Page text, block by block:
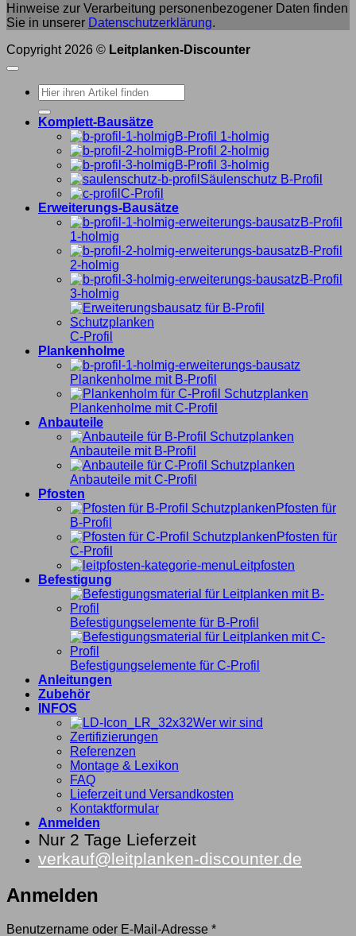
Hinweise zur Verarbeitung personenbezogener Daten finden
Sie in unserer Datenschutzerklärung.
Copyright 2026 © Leitplanken-Discounter
Suche
nach:
Komplett-Bausätze
B-Profil 1-holmig
B-Profil 2-holmig
B-Profil 3-holmig
Säulenschutz B-Profil
C-Profil
Erweiterungs-Bausätze
B-Profil
1-holmig
B-Profil
2-holmig
B-Profil
3-holmig
C-Profil
Plankenholme
Plankenholme mit B-Profil
Plankenholme mit C-Profil
Anbauteile
Anbauteile mit B-Profil
Anbauteile mit C-Profil
Pfosten
Pfosten für
B-Profil
Pfosten für
C-Profil
Leitpfosten
Befestigung
Befestigungselemente für B-Profil
Befestigungselemente für C-Profil
Anleitungen
Zubehör
INFOS
Wer wir sind
Zertifizierungen
Referenzen
Montage & Lexikon
FAQ
Lieferzeit und Versandkosten
Kontaktformular
Anmelden
Nur 2 Tage Lieferzeit
verkauf@leitplanken-discounter.de
Anmelden
Benutzername oder E-Mail-Adresse *Erforderlich